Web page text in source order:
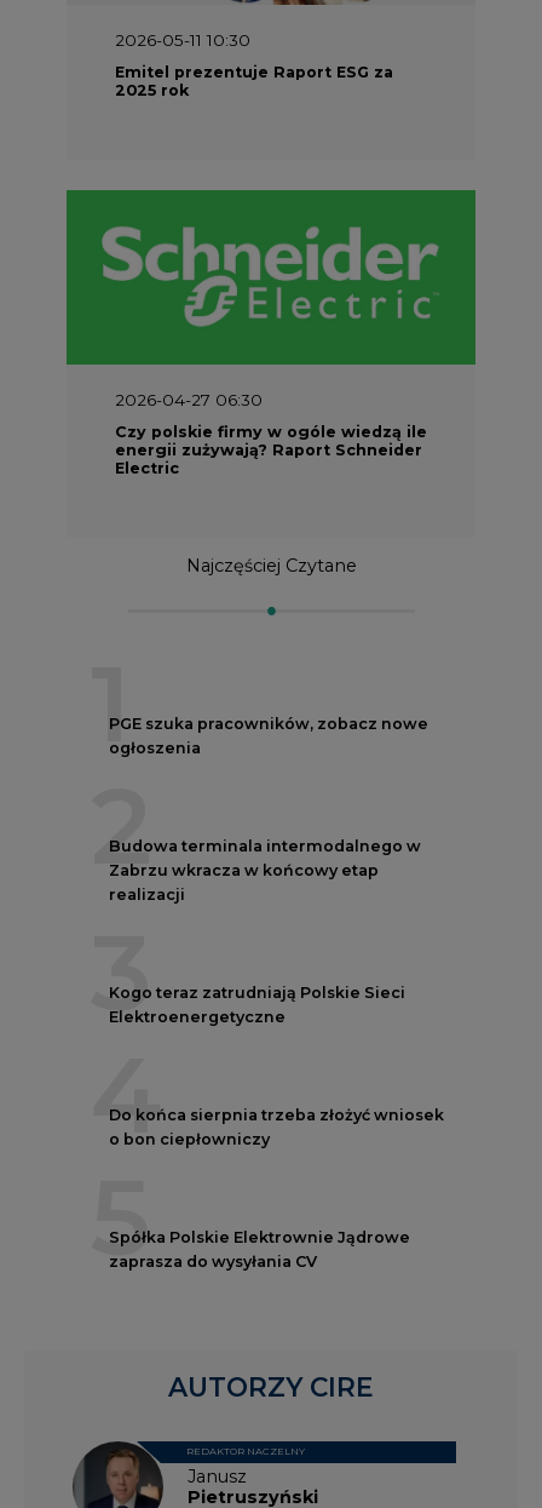
2026-05-11 10:30
Emitel prezentuje Raport ESG za
2025 rok
2026-04-27 06:30
Czy polskie firmy w ogóle wiedzą ile
energii zużywają? Raport Schneider
Electric
Najczęściej Czytane
1
PGE szuka pracowników, zobacz nowe
ogłoszenia
2
Budowa terminala intermodalnego w
Zabrzu wkracza w końcowy etap
realizacji
3
Kogo teraz zatrudniają Polskie Sieci
Elektroenergetyczne
4
Do końca sierpnia trzeba złożyć wniosek
o bon ciepłowniczy
5
Spółka Polskie Elektrownie Jądrowe
zaprasza do wysyłania CV
Janusz
Pietruszyński
REDAKTOR NACZELNY
AUTORZY CIRE